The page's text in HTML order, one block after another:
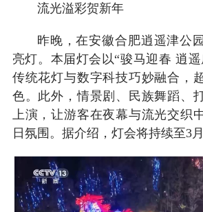
流光溢彩贺新年
昨晚，在安徽合肥逍遥津公
亮灯。本届灯会以“骏马迎春 逍
传统花灯与数字科技巧妙融合，
色。此外，情景剧、民族舞蹈、
上演，让游客在夜幕与流光交织
日氛围。据介绍，灯会将持续至3月